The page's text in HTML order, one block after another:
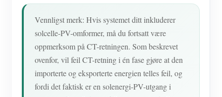
Vennligst merk: Hvis systemet ditt inkluderer
solcelle-PV-omformer, må du fortsatt være
oppmerksom på CT-retningen. Som beskrevet
ovenfor, vil feil CT-retning i én fase gjøre at den
importerte og eksporterte energien telles feil, og
fordi det faktisk er en solenergi-PV-utgang i